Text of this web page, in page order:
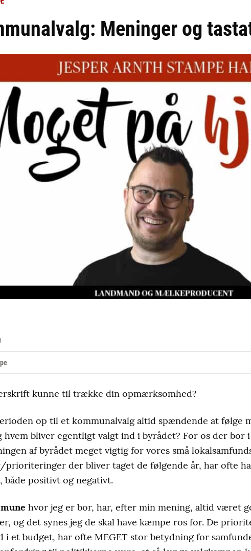
Meninger og
kunne til trække din opmærksomhed?
op til et kommunalvalg altid spændende at følge
hvem bliver egentligt valgt ind i byrådet? For os der
af byrådet meget vigtig for vores små
prioriteringer der bliver taget de følgende år, har ofte
både positivt og negativt.
hvor jeg er bor, har, efter min mening, altid været
og det synes jeg de skal have kæmpe ros for. De
i et budget, har ofte MEGET stor betydning for